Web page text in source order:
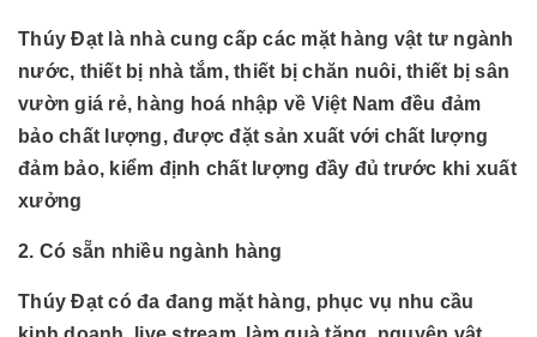
Thúy Đạt là nhà cung cấp các mặt hàng vật tư ngành
nước, thiết bị nhà tắm, thiết bị chăn nuôi, thiết bị sân
vườn giá rẻ, hàng hoá nhập về Việt Nam đều đảm
bảo chất lượng, được đặt sản xuất với chất lượng
đảm bảo, kiểm định chất lượng đầy đủ trước khi xuất
xưởng
2. Có sẵn nhiều ngành hàng
Thúy Đạt có đa đang mặt hàng, phục vụ nhu cầu